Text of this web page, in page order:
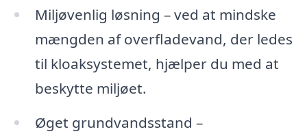
Miljøvenlig løsning – ved at mindske
mængden af overfladevand, der ledes
til kloaksystemet, hjælper du med at
beskytte miljøet.
Øget grundvandsstand –